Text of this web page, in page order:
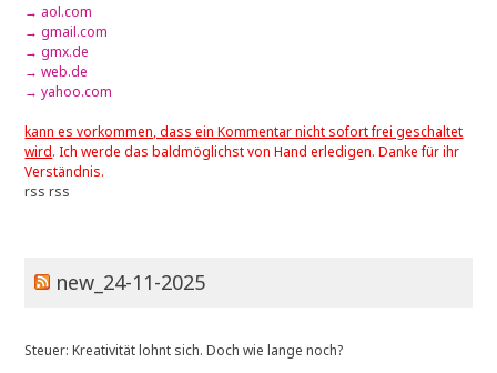
→ aol.com
→ gmail.com
→ gmx.de
→ web.de
→ yahoo.com
kann es vorkommen, dass ein Kommentar nicht sofort frei geschaltet
wird. Ich werde das baldmöglichst von Hand erledigen. Danke für ihr
Verständnis.
rss rss
new_24-11-2025
Steuer: Kreativität lohnt sich. Doch wie lange noch?